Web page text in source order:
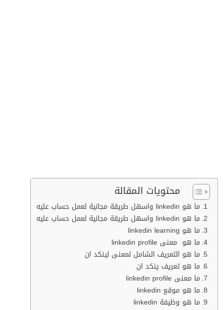
محتويات المقالة
ما هو linkedin واسهل طريقة مجانية لعمل حساب عليه
ما هو linkedin واسهل طريقة مجانية لعمل حساب عليه
ما هو linkedin learning
ما هو معنى linkedin profile
ما هو التعريف الشامل لمعنى لينكد ان
ما هو تعريف ينكد ان
ما معنى linkedin profile
ما هو موقع linkedin
ما هو وظيفة linkedin